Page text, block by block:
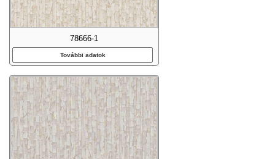
78666-1
További adatok